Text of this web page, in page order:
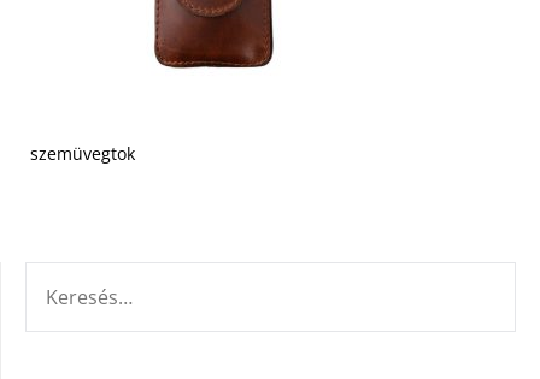
szemüvegtok